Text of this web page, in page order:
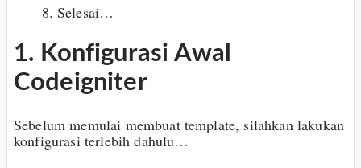
Selesai…
1. Konfigurasi Awal
Codeigniter
Sebelum memulai membuat template, silahkan lakukan
konfigurasi terlebih dahulu…